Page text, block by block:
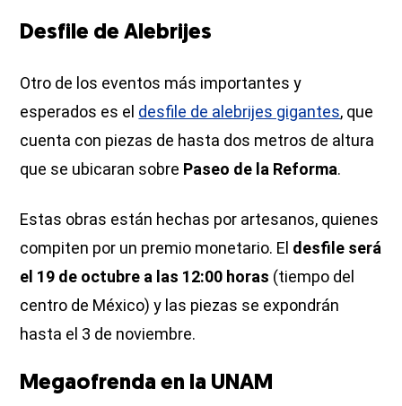
Desfile de Alebrijes
Otro de los eventos más importantes y
esperados es el desfile de alebrijes gigantes, que
cuenta con piezas de hasta dos metros de altura
que se ubicaran sobre Paseo de la Reforma.
Estas obras están hechas por artesanos, quienes
compiten por un premio monetario. El desfile será
el 19 de octubre a las 12:00 horas (tiempo del
centro de México) y las piezas se expondrán
hasta el 3 de noviembre.
Megaofrenda en la UNAM